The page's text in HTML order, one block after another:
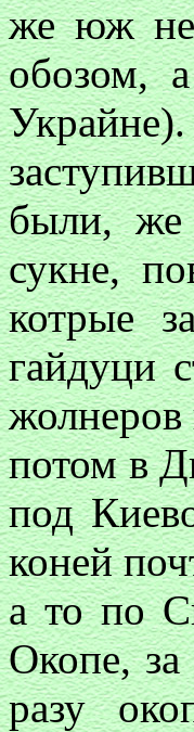
же юж не
обозом,
были, же
сукне,
котрые
гайдуци
жолнеров
потом в
под
коней
а то по
Окопе,
разу